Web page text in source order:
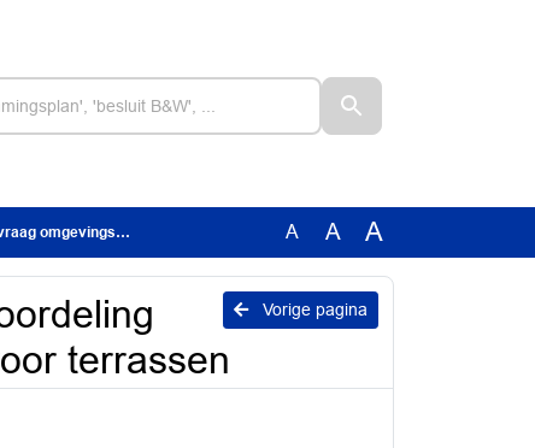
voor terrassen A A A
Vorige pagina
terrassen